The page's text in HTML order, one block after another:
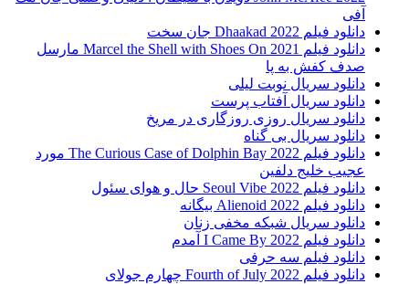
آفی
دانلود فیلم Dhaakad 2022 جان سخت
دانلود فیلم Marcel the Shell with Shoes On 2021 مارسل
صدف کفش به پا
دانلود سریال نوبت لیلی
دانلود سریال آفتاب پرست
دانلود سریال روزی روزگاری در مریخ
دانلود سریال بی گناه
دانلود فیلم The Curious Case of Dolphin Bay 2022 مورد
عجیب خلیج دلفین
دانلود فیلم Seoul Vibe 2022 حال و هوای سئول
دانلود فیلم Alienoid 2022 بیگانه
دانلود سریال شبکه مخفی زنان
دانلود فیلم I Came By 2022 آمدم
دانلود فیلم سه حرفی
دانلود فیلم Fourth of July 2022 چهارم جولای